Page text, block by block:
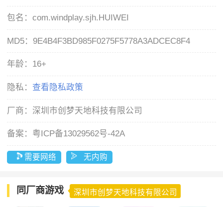
包名：com.windplay.sjh.HUIWEI
MD5： 9E4B4F3BD985F0275F5778A3ADCEC8F4
年龄： 16+
隐私： 查看隐私政策
厂商： 深圳市创梦天地科技有限公司
备案： 粤ICP备13029562号-42A
需要网络 无内购
同厂商游戏 深圳市创梦天地科技有限公司